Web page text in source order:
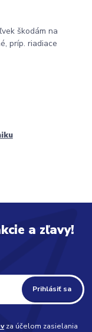
škodám na
príp. riadiace
a zľavy!
Prihlásiť sa
za účelom zasielania